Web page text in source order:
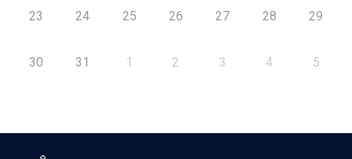
23 24 25 26 27 28 29
30 31 1 2 3 4 5